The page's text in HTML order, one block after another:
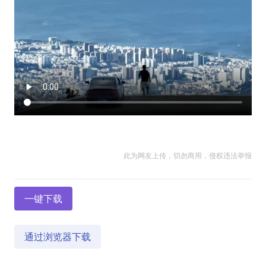
此为网友上传，切勿商用，侵权违法举报
一键下载
通过浏览器下载